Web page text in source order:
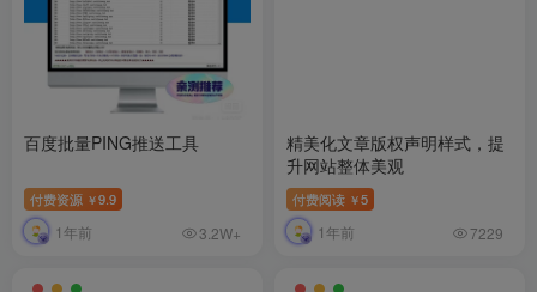
百度批量PING推送工具
付费资源 ￥9.9
1年前 3.2W+
精美化文章版权声明样式，提
升网站整体美观
付费阅读 ￥5
1年前 7229